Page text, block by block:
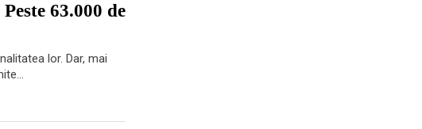
63.000 de
lor. Dar, mai